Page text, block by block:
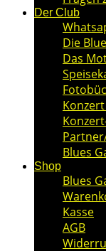
Der Club
Die
Das
Blues
Shop
Blues
Kasse
AGB